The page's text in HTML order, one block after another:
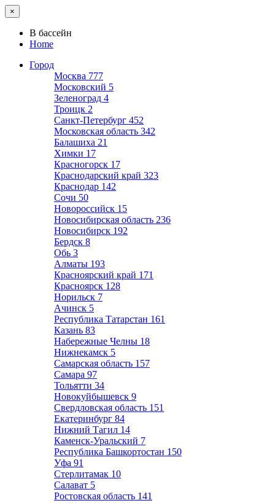
×
В бассейн
Home
Город
Москва 777
Московский 5
Зеленоград 4
Троицк 2
Санкт-Петербург 452
Московская область 342
Балашиха 21
Химки 17
Красногорск 17
Краснодарский край 323
Краснодар 142
Сочи 50
Новороссийск 15
Новосибирская область 236
Новосибирск 192
Бердск 8
Обь 3
Алматы 193
Красноярский край 171
Красноярск 128
Норильск 7
Ачинск 5
Республика Татарстан 161
Казань 83
Набережные Челны 18
Нижнекамск 5
Самарская область 157
Самара 97
Тольятти 34
Новокуйбышевск 9
Свердловская область 151
Екатеринбург 84
Нижний Тагил 14
Каменск-Уральский 7
Республика Башкортостан 150
Уфа 91
Стерлитамак 10
Салават 5
Ростовская область 141